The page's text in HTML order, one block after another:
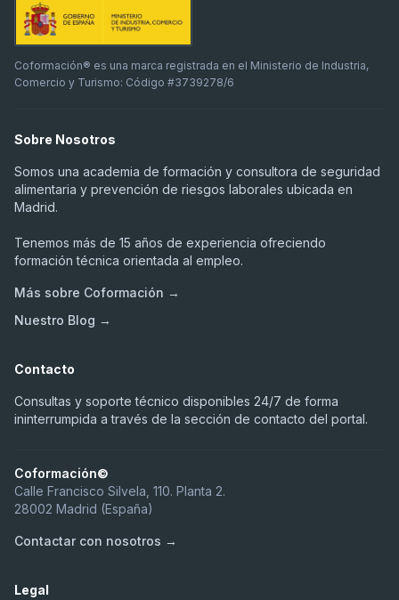
Coformación® es una marca registrada en el Ministerio de Industria,
Comercio y Turismo: Código #3739278/6
Sobre Nosotros
Somos una academia de formación y consultora de seguridad
alimentaria y prevención de riesgos laborales ubicada en
Madrid.
Tenemos más de 15 años de experiencia ofreciendo
formación técnica orientada al empleo.
Más sobre Coformación →
Nuestro Blog →
Contacto
Consultas y soporte técnico disponibles 24/7 de forma
ininterrumpida a través de la sección de contacto del portal.
Coformación©
Calle Francisco Silvela, 110. Planta 2.
28002 Madrid (España)
Contactar con nosotros →
Legal